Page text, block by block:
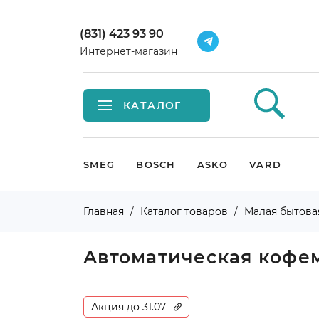
(831) 423 93 90
Интернет-магазин
КАТАЛОГ
Мойки и смесители
Климатическая техника
SMEG BOSCH ASKO VARD
Главная Каталог товаров Малая
Автоматическая
Акция до 31.07